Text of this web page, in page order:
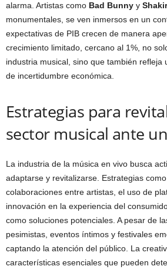
alarma. Artistas como Bad Bunny y
monumentales, se ven inmersos en un
expectativas de PIB crecen de manera
crecimiento limitado, cercano al 1%, no
industria musical, sino que también refleja
de incertidumbre económica.
Estrategias para
sector musical ante
La industria de la música en vivo busca
adaptarse y revitalizarse. Estrategias
colaboraciones entre artistas, el uso de
innovación en la experiencia del
como soluciones potenciales. A pesar de
pesimistas, eventos íntimos y festivales
captando la atención del público. La
características esenciales que pueden